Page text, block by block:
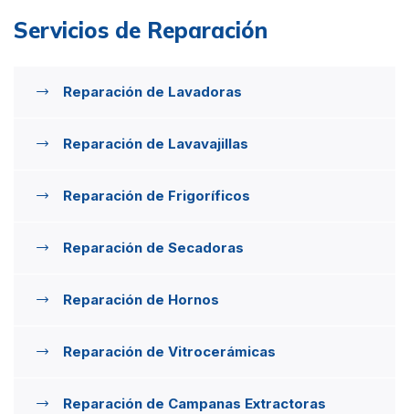
Servicios de Reparación
Reparación de Lavadoras
Reparación de Lavavajillas
Reparación de Frigoríficos
Reparación de Secadoras
Reparación de Hornos
Reparación de Vitrocerámicas
Reparación de Campanas Extractoras